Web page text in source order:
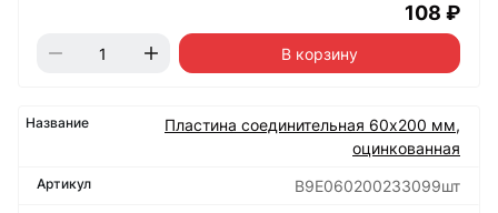
108 ₽
В корзину
Пластина соединительная 60х200 мм,
оцинкованная
B9E060200233099шт